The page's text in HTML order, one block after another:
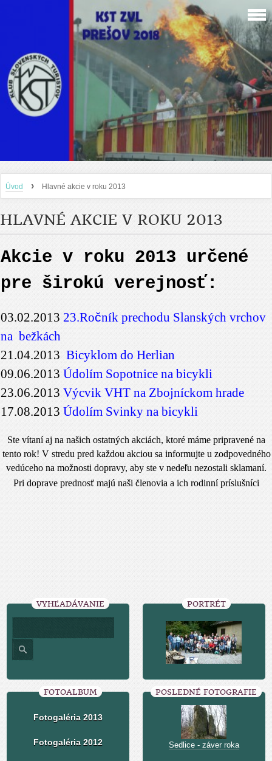
Úvod › Hlavné akcie v roku 2013
HLAVNÉ AKCIE V ROKU 2013
Akcie v roku 2013 určené
pre širokú verejnosť:
03.02.2013 23.Ročník prechodu Slanských vrchov
na bežkách
21.04.2013 Bicyklom do Herlian
09.06.2013 Údolím Sopotnice na bicykli
23.06.2013 Výcvik VHT na Zbojníckom hrade
17.08.2013 Údolím Svinky na bicykli
Ste vítaní aj na našich ostatných akciách, ktoré máme pripravené na
tento rok! V stredu pred každou akciou sa informujte u zodpovedného
vedúceho na možnosti dopravy, aby ste v nedeľu nezostali sklamaní.
Pri doprave prednosť majú naši členovia a ich rodinní príslušníci
VYHĽADÁVANIE PORTRÉT
FOTOALBUM
Fotogaléria 2013
Fotogaléria 2012
POSLEDNÉ FOTOGRAFIE
Sedlice - záver roka